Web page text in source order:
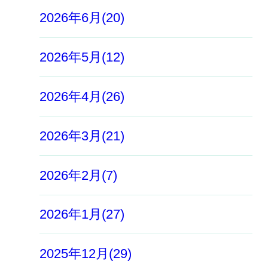
2026年6月(20)
2026年5月(12)
2026年4月(26)
2026年3月(21)
2026年2月(7)
2026年1月(27)
2025年12月(29)